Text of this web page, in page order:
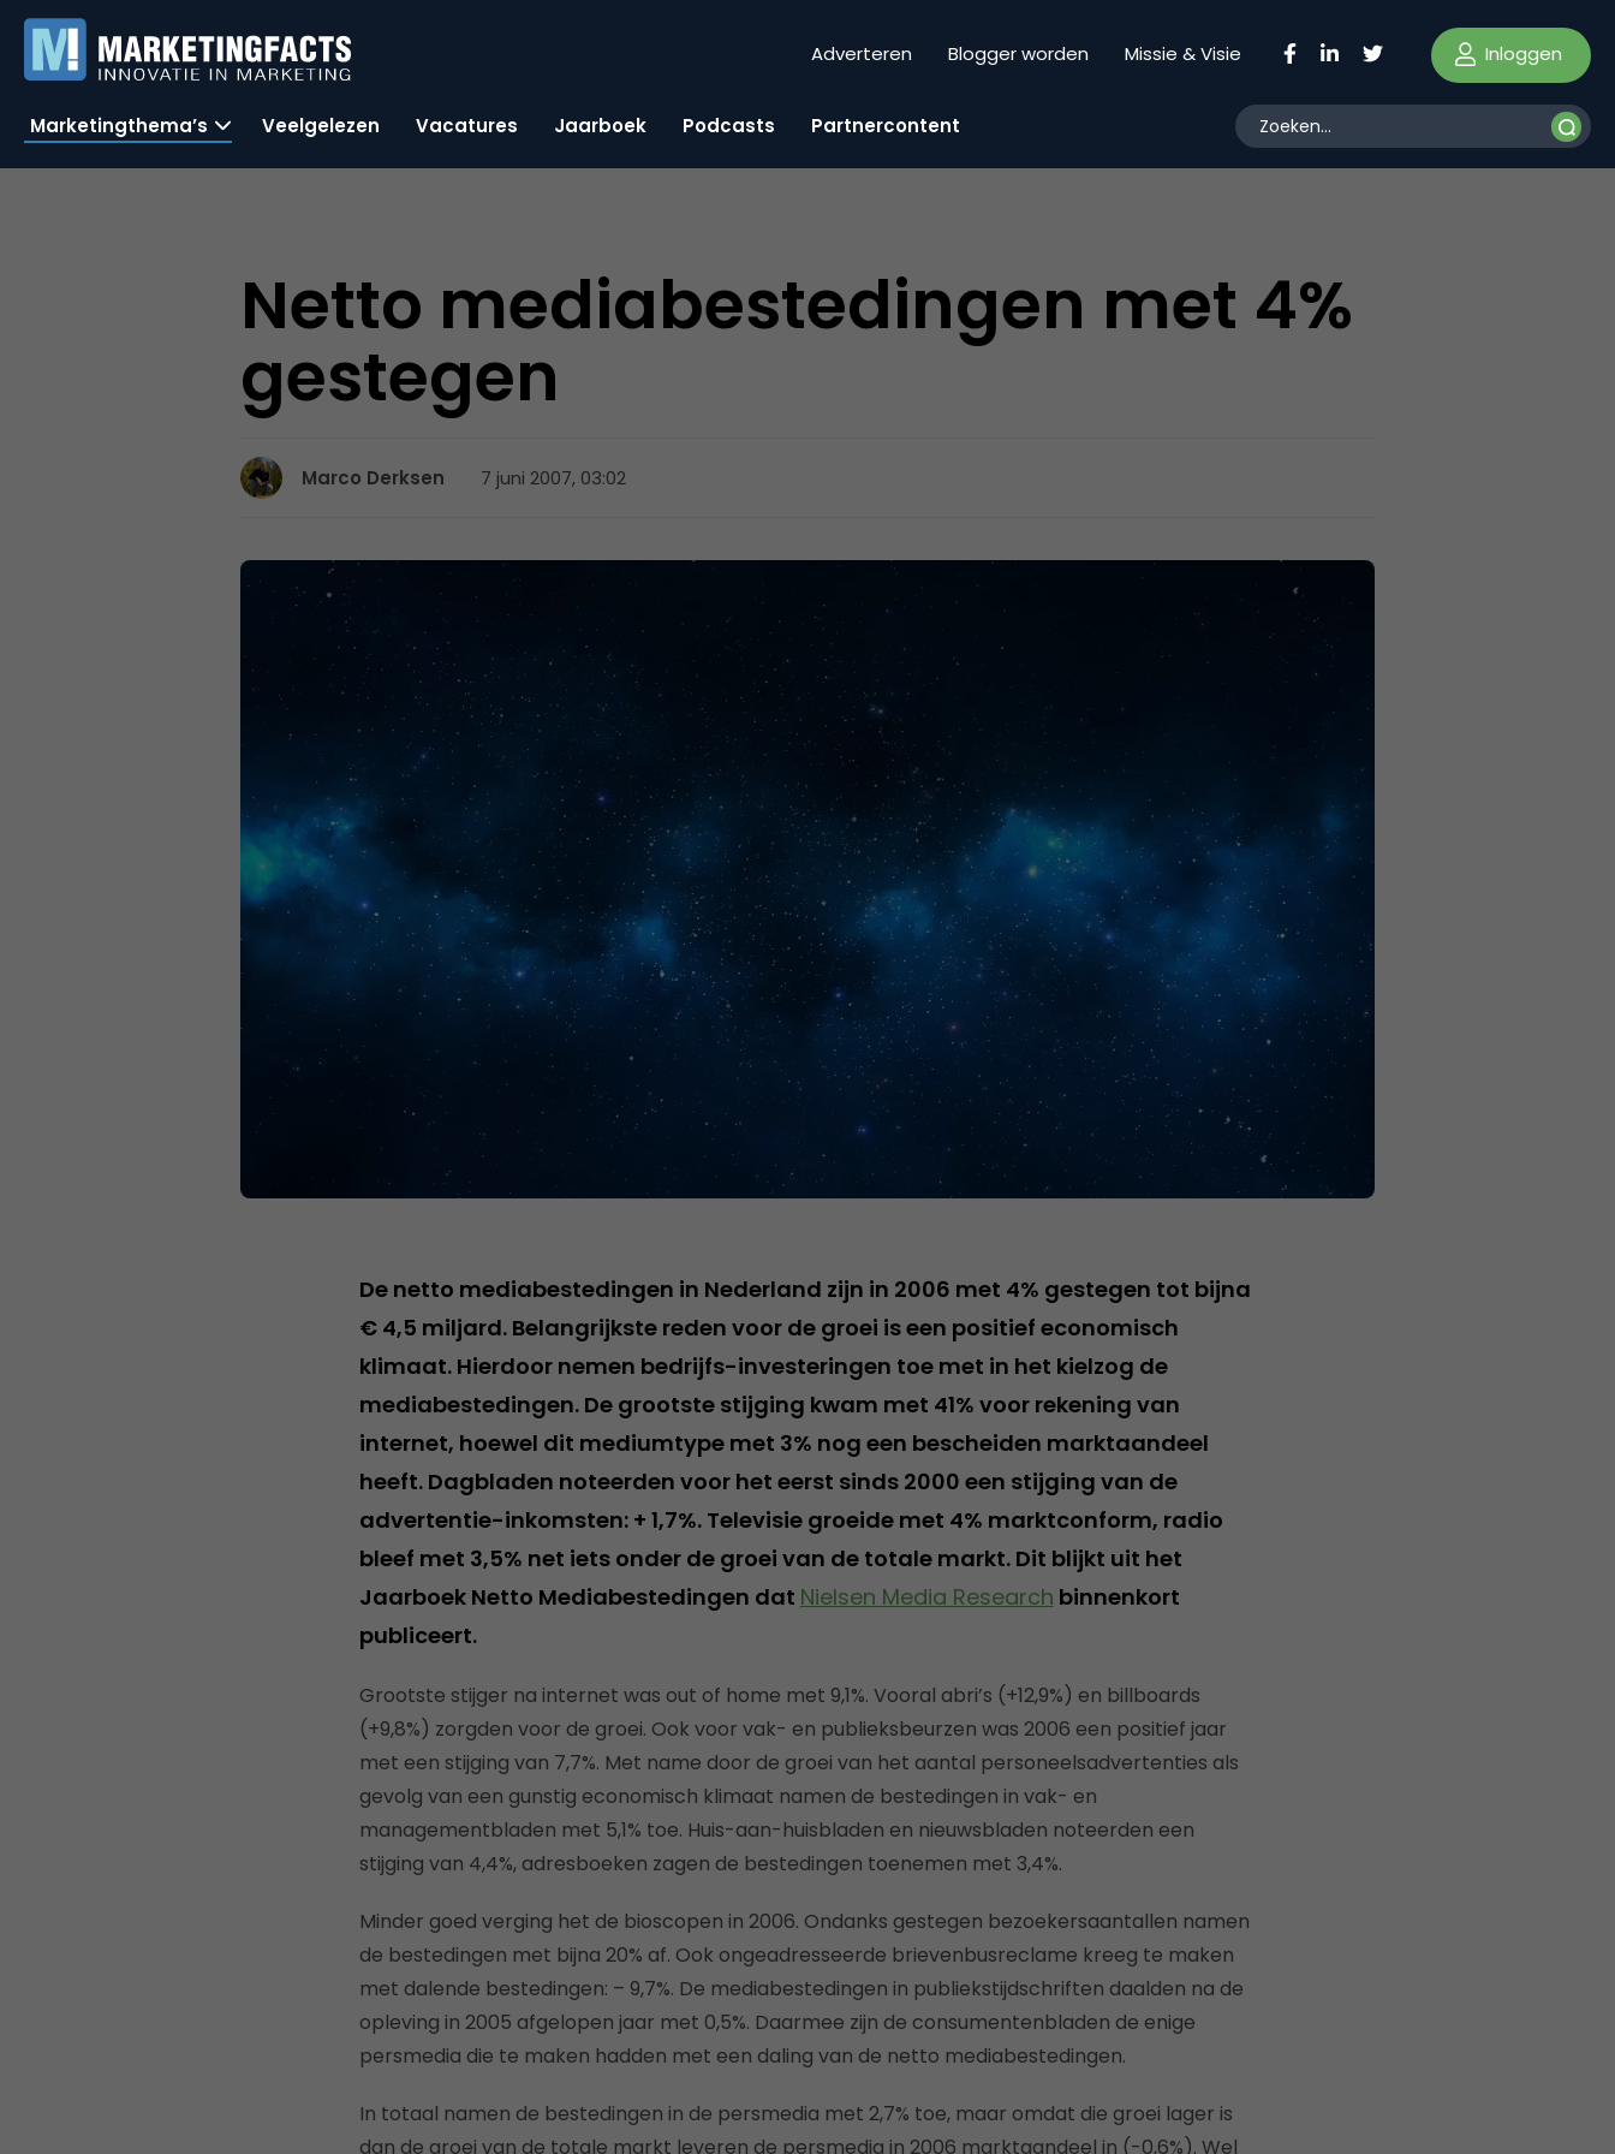
Adverteren Blogger worden Missie & Visie Inloggen
Marketingthema’s Veelgelezen Vacatures Jaarboek Podcasts Partnercontent
Netto mediabestedingen met 4%
gestegen
Marco Derksen 7 juni 2007, 03:02
De netto mediabestedingen in Nederland zijn in 2006 met 4% gestegen tot bijna
€ 4,5 miljard. Belangrijkste reden voor de groei is een positief economisch
klimaat. Hierdoor nemen bedrijfs-investeringen toe met in het kielzog de
mediabestedingen. De grootste stijging kwam met 41% voor rekening van
internet, hoewel dit mediumtype met 3% nog een bescheiden marktaandeel
heeft. Dagbladen noteerden voor het eerst sinds 2000 een stijging van de
advertentie-inkomsten: + 1,7%. Televisie groeide met 4% marktconform, radio
bleef met 3,5% net iets onder de groei van de totale markt. Dit blijkt uit het
Jaarboek Netto Mediabestedingen dat Nielsen Media Research binnenkort
publiceert.
Grootste stijger na internet was out of home met 9,1%. Vooral abri’s (+12,9%) en billboards
(+9,8%) zorgden voor de groei. Ook voor vak- en publieksbeurzen was 2006 een positief jaar
met een stijging van 7,7%. Met name door de groei van het aantal personeelsadvertenties als
gevolg van een gunstig economisch klimaat namen de bestedingen in vak- en
managementbladen met 5,1% toe. Huis-aan-huisbladen en nieuwsbladen noteerden een
stijging van 4,4%, adresboeken zagen de bestedingen toenemen met 3,4%.
Minder goed verging het de bioscopen in 2006. Ondanks gestegen bezoekersaantallen namen
de bestedingen met bijna 20% af. Ook ongeadresseerde brievenbusreclame kreeg te maken
met dalende bestedingen: – 9,7%. De mediabestedingen in publiekstijdschriften daalden na de
opleving in 2005 afgelopen jaar met 0,5%. Daarmee zijn de consumentenbladen de enige
persmedia die te maken hadden met een daling van de netto mediabestedingen.
In totaal namen de bestedingen in de persmedia met 2,7% toe, maar omdat die groei lager is
dan de groei van de totale markt leveren de persmedia in 2006 marktaandeel in (-0,6%). Wel